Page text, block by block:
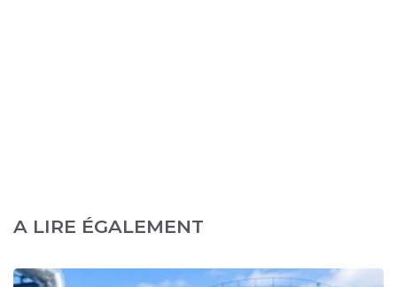
A LIRE ÉGALEMENT